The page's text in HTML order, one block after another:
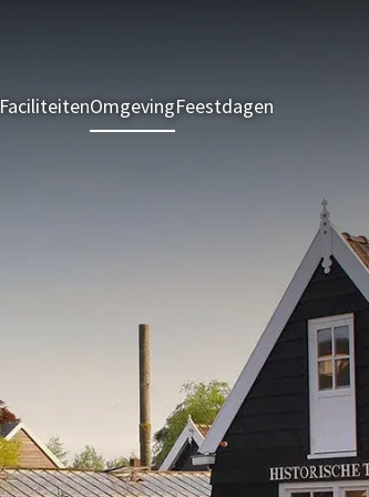
FaciliteitenOmgevingFeestdagen